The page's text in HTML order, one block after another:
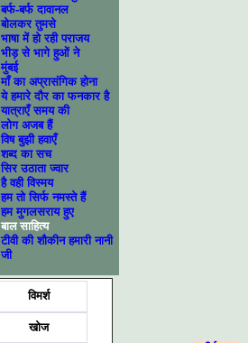
बर्फ-बर्फ दावानल
बोलकर तुमसे
भाषा में हो रही पराजय
भीड़ से भागे हुओं ने
मुंबई
माँ का अप्रासंगिक होना
ये हमारे दौर का फनकार है
यात्राएँ समय की
लोग अजब हैं
विष बुझी हवाएँ
शब्द का सच
सिर उठाता ज्वार
है वही विस्मय
हम तो सिर्फ नमस्ते हैं
हम मुगलसराय हुए
बाल साहित्य
टीवी की शौकीन हमारी नानी
जी
विमर्श
खोज